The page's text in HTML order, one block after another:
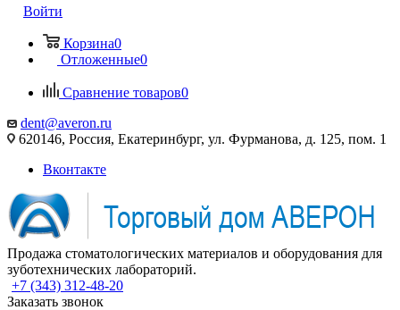
Войти
Корзина0
Отложенные0
Сравнение товаров0
dent@averon.ru
620146, Россия, Екатеринбург, ул. Фурманова, д. 125, пом. 1
Вконтакте
Продажа стоматологических материалов и оборудования для
зуботехнических лабораторий.
+7 (343) 312-48-20
Заказать звонок